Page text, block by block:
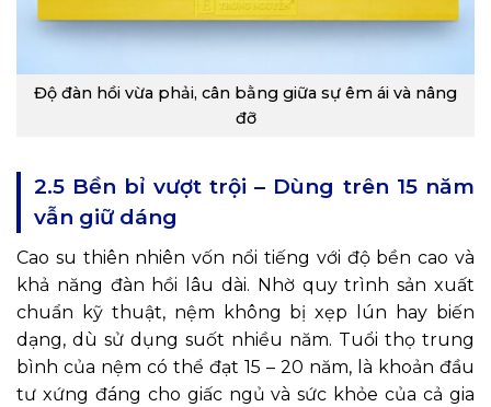
Độ đàn hồi vừa phải, cân bằng giữa sự êm ái và nâng
đỡ
2.5 Bền bỉ vượt trội – Dùng trên 15 năm
vẫn giữ dáng
Cao su thiên nhiên vốn nổi tiếng với độ bền cao và
khả năng đàn hồi lâu dài. Nhờ quy trình sản xuất
chuẩn kỹ thuật, nệm không bị xẹp lún hay biến
dạng, dù sử dụng suốt nhiều năm. Tuổi thọ trung
bình của nệm có thể đạt 15 – 20 năm, là khoản đầu
tư xứng đáng cho giấc ngủ và sức khỏe của cả gia